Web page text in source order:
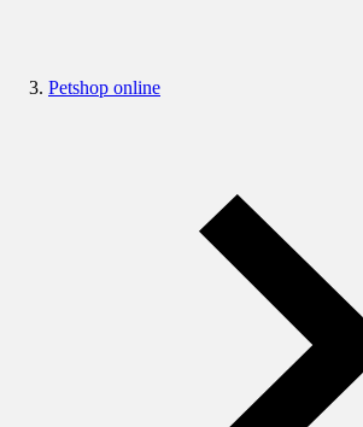
Petshop online